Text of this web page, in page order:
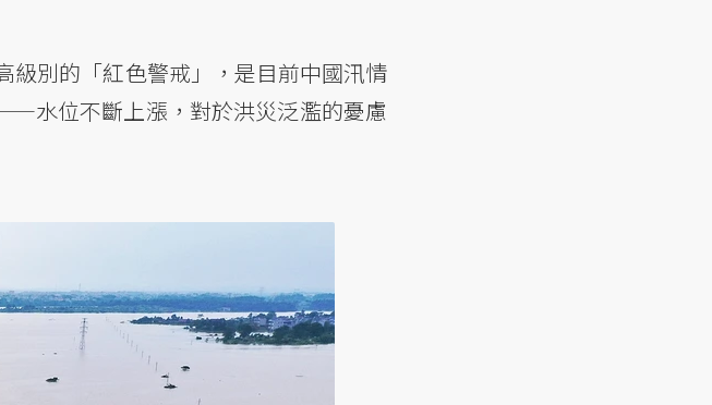
級別的「紅色警戒」，是目前中國汛情
水位不斷上漲，對於洪災泛濫的憂慮